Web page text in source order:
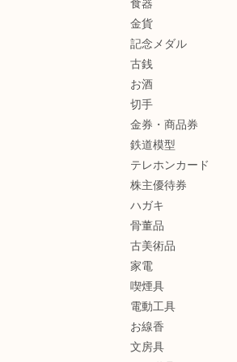
金貨
記念メダル
古銭
お酒
切手
金券・商品券
鉄道模型
テレホンカード
株主優待券
ハガキ
骨董品
古美術品
家電
喫煙具
電動工具
お線香
文房具